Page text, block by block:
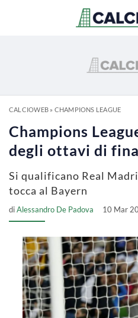
CALCIOWEB» CHAMPIONS LEAGUE
Champions
degli ottavi di
Si qualificano Real
tocca al Bayern
diAlessandro De Padova 10 Mar